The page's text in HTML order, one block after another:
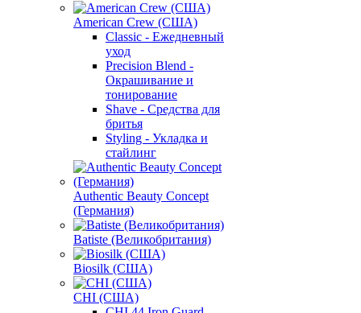
American Crew (США)
Classic - Ежедневный
уход
Precision Blend -
Окрашивание и
тонирование
Shave - Средства для
бритья
Styling - Укладка и
стайлинг
Authentic Beauty Concept
(Германия)
Batiste (Великобритания)
Biosilk (США)
CHI (США)